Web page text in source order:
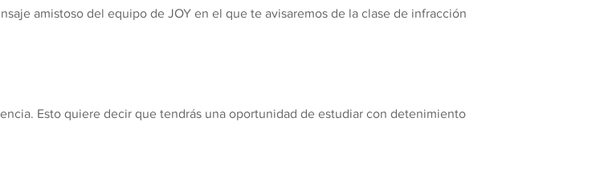
amistoso del equipo de JOY en el que te avisaremos de la clase de infracción
Esto quiere decir que tendrás una oportunidad de estudiar con detenimiento